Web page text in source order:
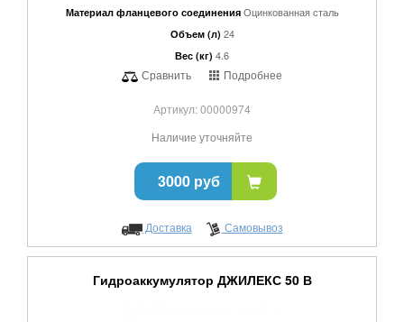
Материал фланцевого соединения Оцинкованная сталь
Объем (л) 24
Вес (кг) 4.6
Сравнить Подробнее
Артикул: 00000974
Наличие уточняйте
3000 руб
Доставка Самовывоз
Гидроаккумулятор ДЖИЛЕКС 50 В